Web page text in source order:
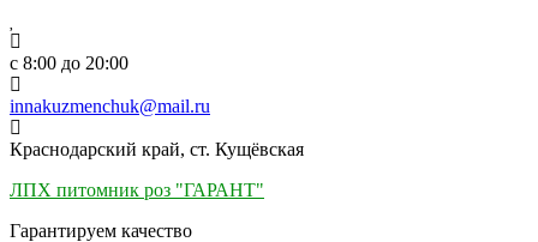
to
content
c 8:00 до 20:00
innakuzmenchuk@mail.ru
Краснодарский край, ст. Кущёвская
ЛПХ питомник роз "ГАРАНТ"
Гарантируем качество